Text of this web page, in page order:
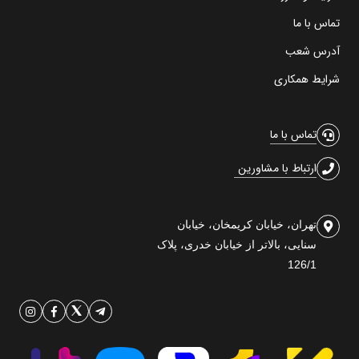
تماس با ما
آدرس شعب
شرایط همکاری
تماس با ما
ارتباط با مشاورین
تهران، خیابان کریمخان، خیابان
سنایی، بالاتر از خیابان خدری، پلاک
126/1